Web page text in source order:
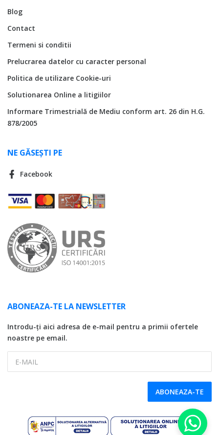
Blog
Contact
Termeni si conditii
Prelucrarea datelor cu caracter personal
Politica de utilizare Cookie-uri
Solutionarea Online a litigiilor
Informare Trimestrială de Mediu conform art. 26 din H.G.
878/2005
NE GĂSEȘTI PE
Facebook
ABONEAZA-TE LA NEWSLETTER
Introdu-ți aici adresa de e-mail pentru a primii ofertele
noastre pe email.
ABONEAZA-TE